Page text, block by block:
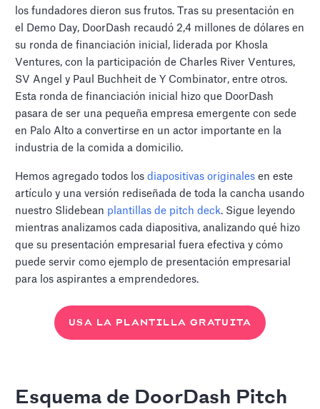
los fundadores dieron sus frutos. Tras su presentación en
el Demo Day, DoorDash recaudó 2,4 millones de dólares en
su ronda de financiación inicial, liderada por Khosla
Ventures, con la participación de Charles River Ventures,
SV Angel y Paul Buchheit de Y Combinator, entre otros.
Esta ronda de financiación inicial hizo que DoorDash
pasara de ser una pequeña empresa emergente con sede
en Palo Alto a convertirse en un actor importante en la
industria de la comida a domicilio.
Hemos agregado todos los diapositivas originales en este
artículo y una versión rediseñada de toda la cancha usando
nuestro Slidebean plantillas de pitch deck. Sigue leyendo
mientras analizamos cada diapositiva, analizando qué hizo
que su presentación empresarial fuera efectiva y cómo
puede servir como ejemplo de presentación empresarial
para los aspirantes a emprendedores.
USA LA PLANTILLA GRATUITA
Esquema de DoorDash Pitch